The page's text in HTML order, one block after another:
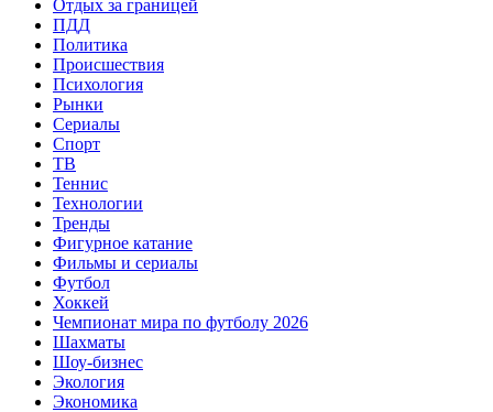
Отдых за границей
ПДД
Политика
Происшествия
Психология
Рынки
Сериалы
Спорт
ТВ
Теннис
Технологии
Тренды
Фигурное катание
Фильмы и сериалы
Футбол
Хоккей
Чемпионат мира по футболу 2026
Шахматы
Шоу-бизнес
Экология
Экономика